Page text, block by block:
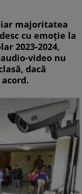
iar majoritatea
cu emoție la
2023-2024,
video nu
dacă